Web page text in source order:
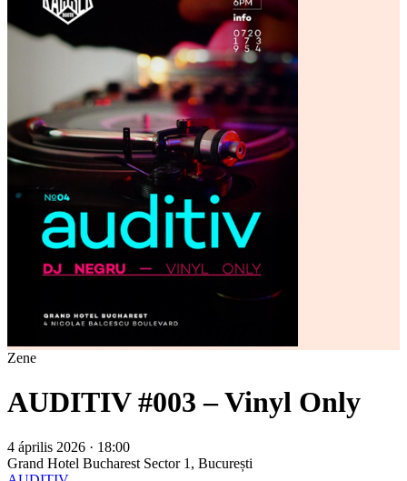
Zene
AUDITIV #003 – Vinyl Only
4 április 2026 · 18:00
Grand Hotel Bucharest Sector 1, București